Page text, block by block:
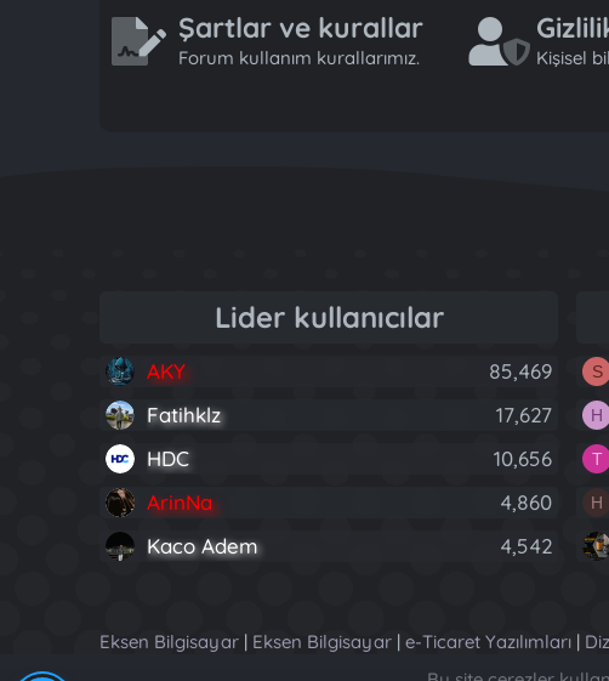
Şartlar ve kurallar
Forum kullanım kurallarımız. Kişisel
Lider kullanıcılar
AKY
85,469
Fatihklz
17,627
HDC
10,656
ArinNa
4,860
Kaco Adem
4,542
S
H
T
H
Eksen Bilgisayar | Eksen Bilgisayar | e-Ticaret Yazılımları |